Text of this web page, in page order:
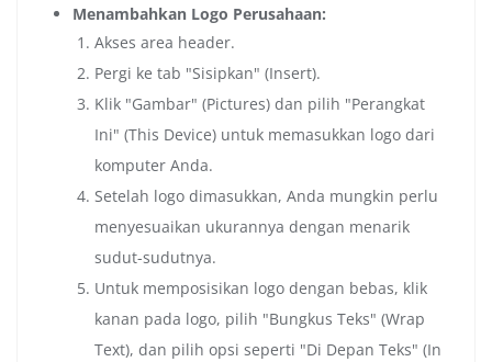
Menambahkan Logo Perusahaan:
Akses area header.
Pergi ke tab "Sisipkan" (Insert).
Klik "Gambar" (Pictures) dan pilih "Perangkat
Ini" (This Device) untuk memasukkan logo dari
komputer Anda.
Setelah logo dimasukkan, Anda mungkin perlu
menyesuaikan ukurannya dengan menarik
sudut-sudutnya.
Untuk memposisikan logo dengan bebas, klik
kanan pada logo, pilih "Bungkus Teks" (Wrap
Text), dan pilih opsi seperti "Di Depan Teks" (In